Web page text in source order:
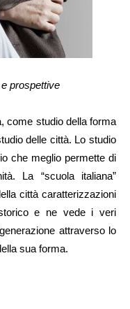
prospettive
come studio della forma
delle città. Lo studio
che meglio permette di
La “scuola italiana”
città caratterizzazioni
e ne vede i veri
attraverso lo
sua forma.